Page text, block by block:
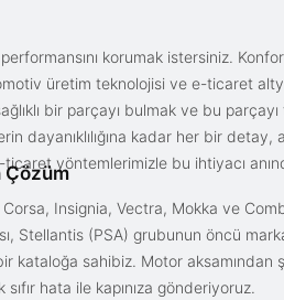
korumak istersiniz.
üretim teknolojisi ve e-ticaret
bir parçayı bulmak ve bu parçayı
kadar her bir detay,
yöntemlerimizle bu ihtiyacı
Çözüm
Insignia, Vectra, Mokka ve
Stellantis (PSA) grubunun öncü
kataloğa sahibiz. Motor
hata ile kapınıza gönderiyoruz.